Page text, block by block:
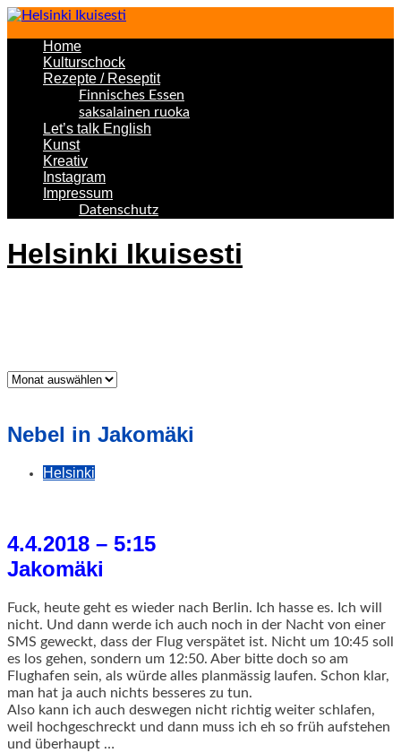
Home
Kulturschock
Rezepte / Reseptit
Finnisches Essen
saksalainen ruoka
Let’s talk English
Kunst
Kreativ
Instagram
Impressum
Datenschutz
Helsinki Ikuisesti
Was
Nebel in Jakomäki
Helsinki
4.4.2018 – 5:15
Jakomäki
Fuck, heute geht es wieder nach Berlin. Ich hasse es. Ich will
nicht. Und dann werde ich auch noch in der Nacht von einer
SMS geweckt, dass der Flug verspätet ist. Nicht um 10:45 soll
es los gehen, sondern um 12:50. Aber bitte doch so am
Flughafen sein, als würde alles planmässig laufen. Schon klar,
man hat ja auch nichts besseres zu tun.
Also kann ich auch deswegen nicht richtig weiter schlafen,
weil hochgeschreckt und dann muss ich eh so früh aufstehen
und überhaupt …